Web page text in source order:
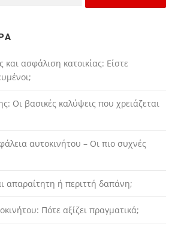
ασφάλιση κατοικίας: Είστε
Οι βασικές καλύψεις που χρειάζεται
αυτοκινήτου – Οι πιο συχνές
απαραίτητη ή περιττή δαπάνη;
Πότε αξίζει πραγματικά;